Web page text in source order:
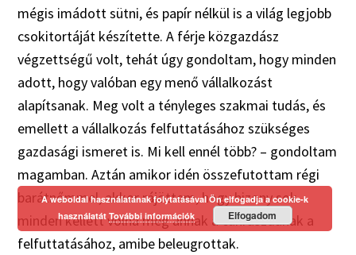
mégis imádott sütni, és papír nélkül is a világ legjobb
csokitortáját készítette. A férje közgazdász
végzettségű volt, tehát úgy gondoltam, hogy minden
adott, hogy valóban egy menő vállalkozást
alapítsanak. Meg volt a tényleges szakmai tudás, és
emellett a vállalkozás felfuttatásához szükséges
gazdasági ismeret is. Mi kell ennél több? – gondoltam
magamban. Aztán amikor idén összefutottam régi
barátnőmmel, akkor rájöttem, hogy bizony sok
minden kellett volna még annak a cukrászdának a
felfuttatásához, amibe beleugrottak.
A weboldal használatának folytatásával Ön elfogadja a cookie-k
használatátTovábbi információk Elfogadom